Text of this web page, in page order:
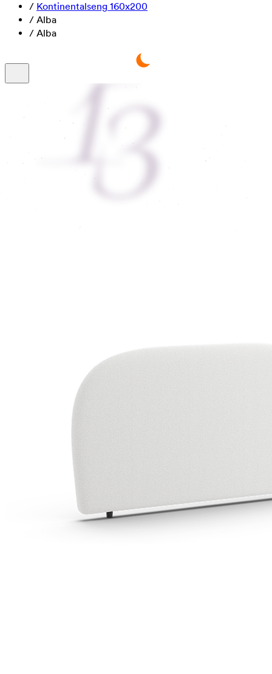
/ Kontinentalseng 160x200
/ Alba
/ Alba